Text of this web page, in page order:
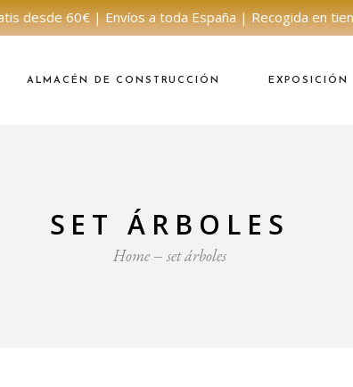
desde 60€ | Envíos a toda España | Recogida en
ALMACÉN DE CONSTRUCCIÓN EXPOSICIÓN
SET ÁRBOLES
Home set árboles